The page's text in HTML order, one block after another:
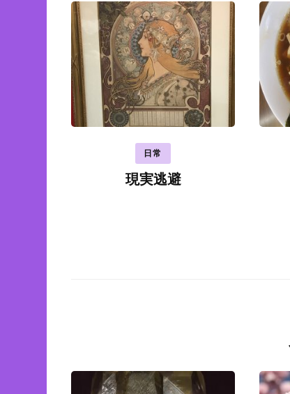
ナ
ビ
ゲ
ー
シ
ョ
日常
現実逃避